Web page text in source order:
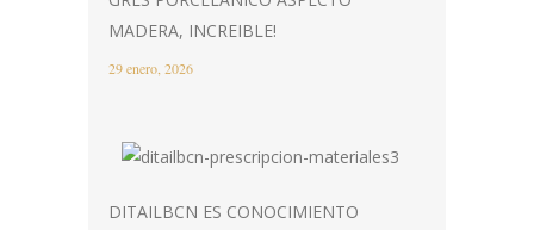
MADERA, INCREIBLE!
29 enero, 2026
DITAILBCN ES CONOCIMIENTO